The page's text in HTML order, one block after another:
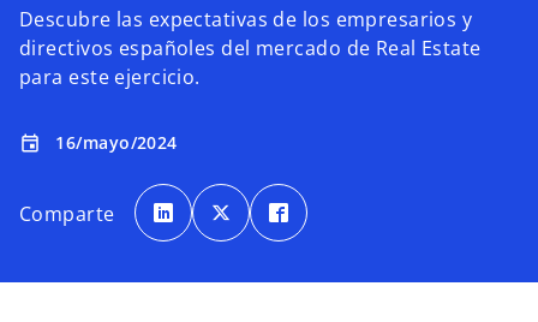
Descubre las expectativas de los empresarios y
directivos españoles del mercado de Real Estate
para este ejercicio.
event 16/mayo/2024
Comparte e
a
b
e
a
b
e
a